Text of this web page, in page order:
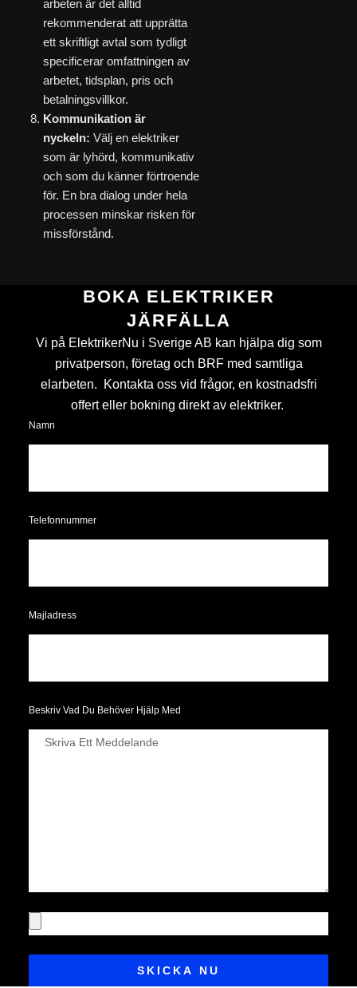
arbeten är det alltid
rekommenderat att upprätta
ett skriftligt avtal som tydligt
specificerar omfattningen av
arbetet, tidsplan, pris och
betalningsvillkor.
Kommunikation är
nyckeln: Välj en elektriker
som är lyhörd, kommunikativ
och som du känner förtroende
för. En bra dialog under hela
processen minskar risken för
missförstånd.
BOKA ELEKTRIKER
JÄRFÄLLA
Vi på ElektrikerNu i Sverige AB kan hjälpa dig som
privatperson, företag och BRF med samtliga
elarbeten. Kontakta oss vid frågor, en kostnadsfri
offert eller bokning direkt av elektriker.
Namn
Telefonnummer
Majladress
Beskriv Vad Du Behöver Hjälp Med
SKICKA NU